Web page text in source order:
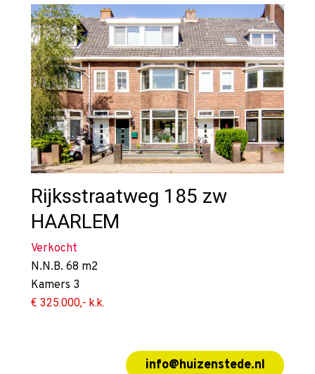
Rijksstraatweg 185 zw
HAARLEM
Verkocht
N.N.B. 68 m2
Kamers 3
€ 325.000,- k.k.
info@huizenstede.nl